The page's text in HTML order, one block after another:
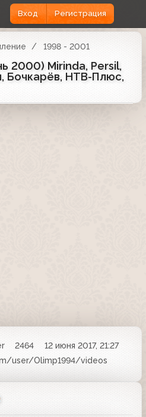
Вход Регистрация
1998 - 2001
2000) Mirinda, Persil,
Бочкарёв, НТВ-Плюс,
2464
12 июня 2017, 21:27
user/Olimp1994/videos